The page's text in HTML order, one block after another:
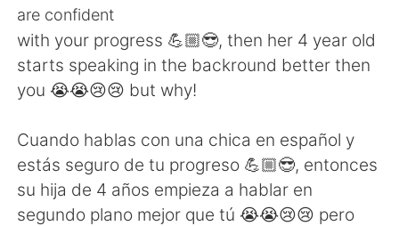
English
简体中文 繁體中文
Español العربية
Français Deutsch
are confident
with your progress 💪🏼😎, then her 4 year old
starts speaking in the backround better then
you 😭😭😢😢 but why!
Cuando hablas con una chica en español y
estás seguro de tu progreso 💪🏼😎, entonces
su hija de 4 años empieza a hablar en
segundo plano mejor que tú 😭😭😢😢 pero